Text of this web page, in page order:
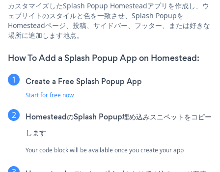
カスタマイズしたSplash Popup Homesteadアプリを作成し、ウ
ェブサイトのスタイルと色を一致させ、Splash Popupを
Homesteadページ、投稿、サイドバー、フッター、または好きな
場所に追加します地点。
How To Add a Splash Popup App on Homestead:
Create a Free Splash Popup App
Start for free now
HomesteadのSplash Popup埋め込みスニペットをコピー
します
Your code block will be available once you create your app